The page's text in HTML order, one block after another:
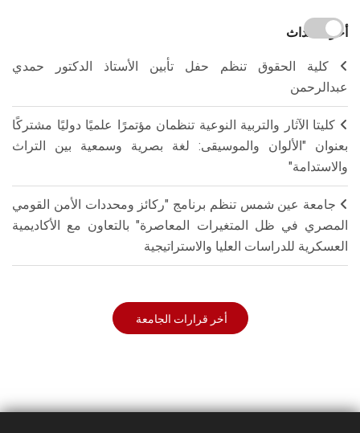
أخر الاحداث
كلية الحقوق تنظم حفل تأبين الأستاذ الدكتور حمدي
عبدالرحمن
كليتا الآثار والتربية النوعية تنظمان مؤتمرًا علميًا دوليًا مشتركًا
بعنوان "الألوان والموسيقى: لغة بصرية وسمعية بين التراث
والاستدامة"
جامعة عين شمس تنظم برنامج "ركائز ومحددات الأمن القومي
المصري في ظل المتغيرات المعاصرة" بالتعاون مع الأكاديمية
العسكرية للدراسات العليا والاستراتيجية
أخر قرارات الجامعة